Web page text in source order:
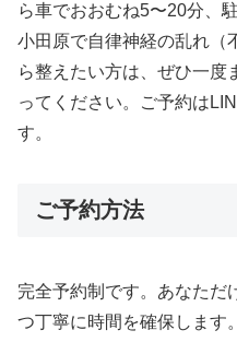
ら車でおおむね5〜20分、
小田原で自律神経の乱れ（
ら整えたい方は、ぜひ一度
ってください。ご予約は
す。
ご予約方法
完全予約制です。あなただ
つ丁寧に時間を確保します